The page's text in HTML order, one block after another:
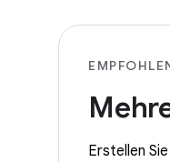
Erstellen